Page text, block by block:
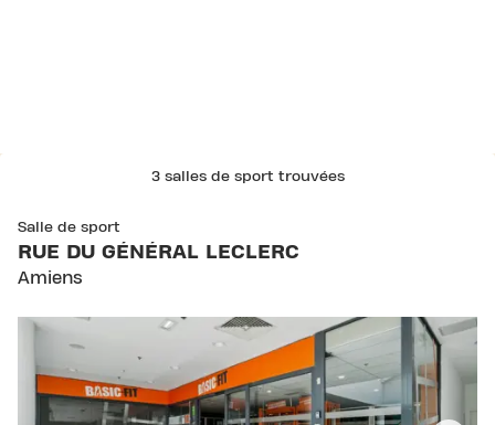
3 salles de sport trouvées
Salle de sport
RUE DU GÉNÉRAL LECLERC
Amiens